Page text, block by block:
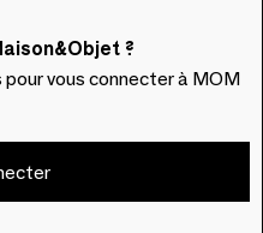
?
vous connecter à MOM